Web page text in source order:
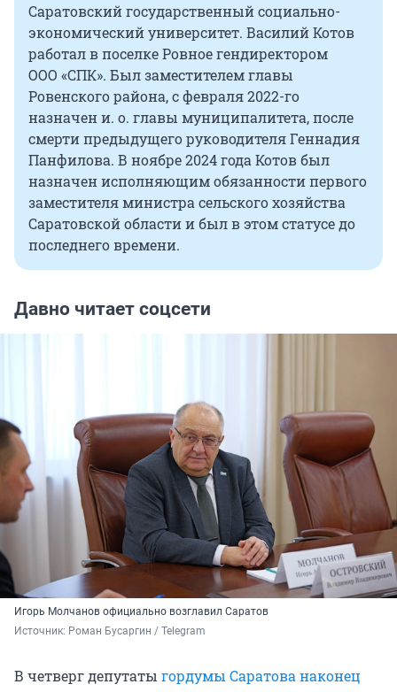
Саратовский государственный социально-
экономический университет. Василий Котов
работал в поселке Ровное гендиректором
ООО «СПК». Был заместителем главы
Ровенского района, с февраля 2022-го
назначен и. о. главы муниципалитета, после
смерти предыдущего руководителя Геннадия
Панфилова. В ноябре 2024 года Котов был
назначен исполняющим обязанности первого
заместителя министра сельского хозяйства
Саратовской области и был в этом статусе до
последнего времени.
Давно читает соцсети
Игорь Молчанов официально возглавил Саратов
Источник: Роман Бусаргин / Telegram
В четверг депутаты гордумы Саратова наконец